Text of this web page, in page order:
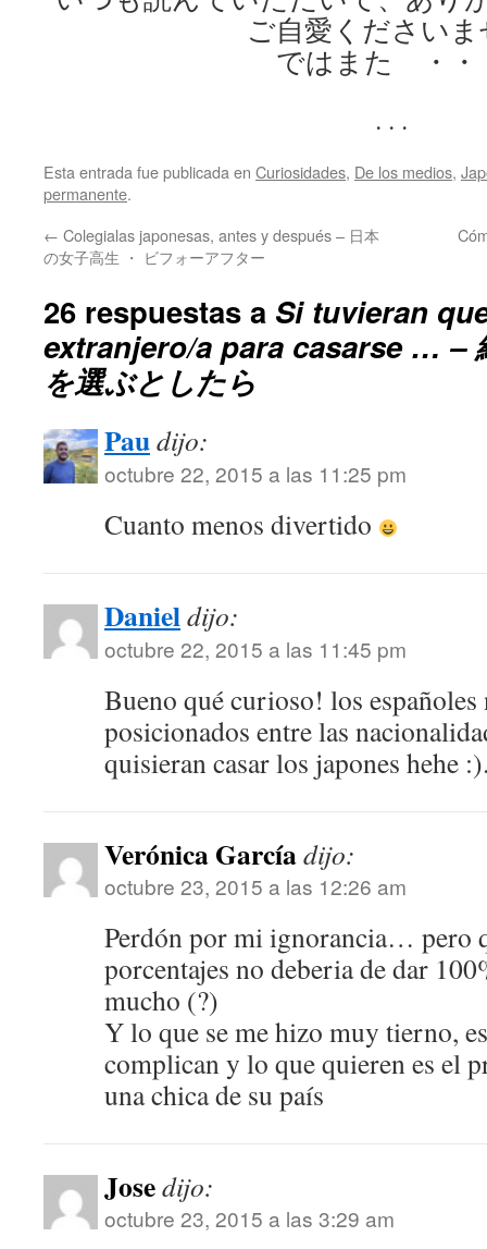
ご自愛くださいま
ではまた ・・
. . .
Esta entrada fue publicada en Curiosidades, De los medios,
permanente.
← Colegialas japonesas, antes y después – 日本
の女子高生 ・ ビフォーアフター
26 respuestas a Si tuvieran
extranjero/a para casarse … –
を選ぶとしたら
Paudijo:
octubre 22, 2015 a las 11:25 pm
Cuanto menos divertido
Danieldijo:
octubre 22, 2015 a las 11:45 pm
Bueno qué curioso! los españoles
posicionados entre las
quisieran casar los japones hehe
Verónica Garcíadijo:
octubre 23, 2015 a las 12:26 am
Perdón por mi ignorancia… pero
porcentajes no deberia de dar
mucho (?)
Y lo que se me hizo muy tierno,
complican y lo que quieren es el
una chica de su país
Josedijo:
octubre 23, 2015 a las 3:29 am